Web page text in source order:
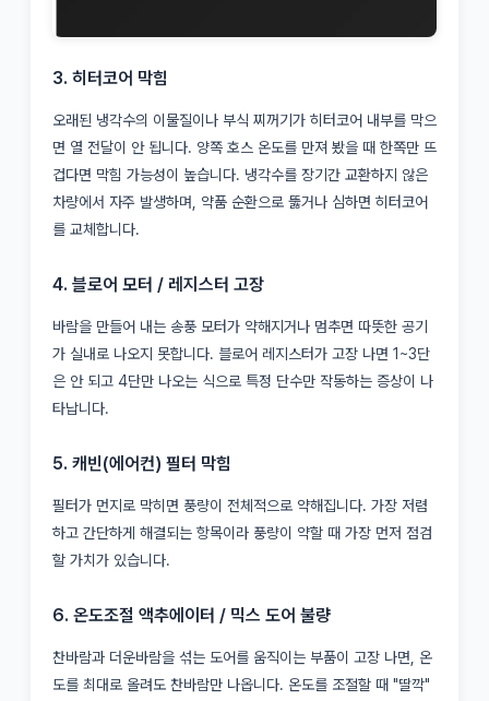
3. 히터코어 막힘
오래된 냉각수의 이물질이나 부식 찌꺼기가 히터코어 내부를 막으
면 열 전달이 안 됩니다. 양쪽 호스 온도를 만져 봤을 때 한쪽만 뜨
겁다면 막힘 가능성이 높습니다. 냉각수를 장기간 교환하지 않은
차량에서 자주 발생하며, 약품 순환으로 뚫거나 심하면 히터코어
를 교체합니다.
4. 블로어 모터 / 레지스터 고장
바람을 만들어 내는 송풍 모터가 약해지거나 멈추면 따뜻한 공기
가 실내로 나오지 못합니다. 블로어 레지스터가 고장 나면 1~3단
은 안 되고 4단만 나오는 식으로 특정 단수만 작동하는 증상이 나
타납니다.
5. 캐빈(에어컨) 필터 막힘
필터가 먼지로 막히면 풍량이 전체적으로 약해집니다. 가장 저렴
하고 간단하게 해결되는 항목이라 풍량이 약할 때 가장 먼저 점검
할 가치가 있습니다.
6. 온도조절 액추에이터 / 믹스 도어 불량
찬바람과 더운바람을 섞는 도어를 움직이는 부품이 고장 나면, 온
도를 최대로 올려도 찬바람만 나옵니다. 온도를 조절할 때 "딸깍"